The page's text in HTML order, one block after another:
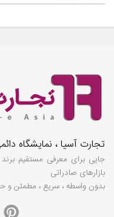
تجارت آسیا ، نمایشگاه
جایی برای معرفی مستقیم برند
بازارهای صادراتی
بدون واسطه ، سریع ، مطمئن و